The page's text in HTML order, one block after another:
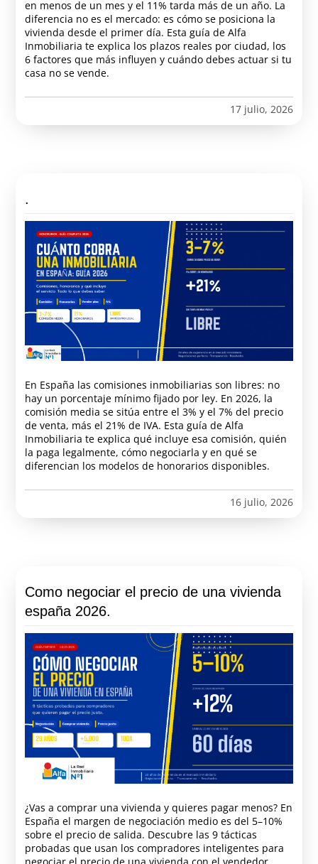
en menos de un mes y el 11% tarda más de un año. La
diferencia no es el mercado: es cómo se posiciona la
vivienda desde el primer día. Esta guía de Alfa
Inmobiliaria te explica los plazos reales por ciudad, los
6 factores que más influyen y cuándo debes actuar si tu
casa no se vende.
17 julio, 2026
.
En España las comisiones inmobiliarias son libres: no
hay un porcentaje mínimo fijado por ley. En 2026, la
comisión media se sitúa entre el 3% y el 7% del precio
de venta, más el 21% de IVA. Esta guía de Alfa
Inmobiliaria te explica qué incluye esa comisión, quién
la paga legalmente, cómo negociarla y en qué se
diferencian los modelos de honorarios disponibles.
16 julio, 2026
Como negociar el precio de una vivienda
españa 2026.
¿Vas a comprar una vivienda y quieres pagar menos? En
España el margen de negociación medio es del 5–10%
sobre el precio de salida. Descubre las 9 tácticas
probadas que usan los compradores inteligentes para